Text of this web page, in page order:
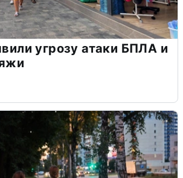
угрозу атаки БПЛА и